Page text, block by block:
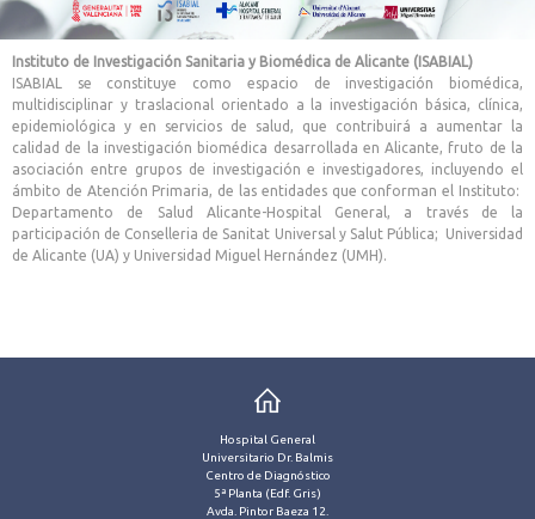
Instituto de Investigación Sanitaria y Biomédica de Alicante (ISABIAL)
ISABIAL se constituye como espacio de investigación biomédica,
multidisciplinar y traslacional orientado a la investigación básica, clínica,
epidemiológica y en servicios de salud, que contribuirá a aumentar la
calidad de la investigación biomédica desarrollada en Alicante, fruto de la
asociación entre grupos de investigación e investigadores, incluyendo el
ámbito de Atención Primaria, de las entidades que conforman el Instituto:
Departamento de Salud Alicante-Hospital General, a través de la
participación de Conselleria de Sanitat Universal y Salut Pública; Universidad
de Alicante (UA) y Universidad Miguel Hernández (UMH).
Hospital General
Universitario Dr. Balmis
Centro de Diagnóstico
5ª Planta (Edf. Gris)
Avda. Pintor Baeza 12.